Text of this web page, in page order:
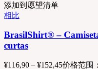
添加到愿望清单
相比
BrasilShirt® –
curtas
¥116,90 – ¥152,45价格范围